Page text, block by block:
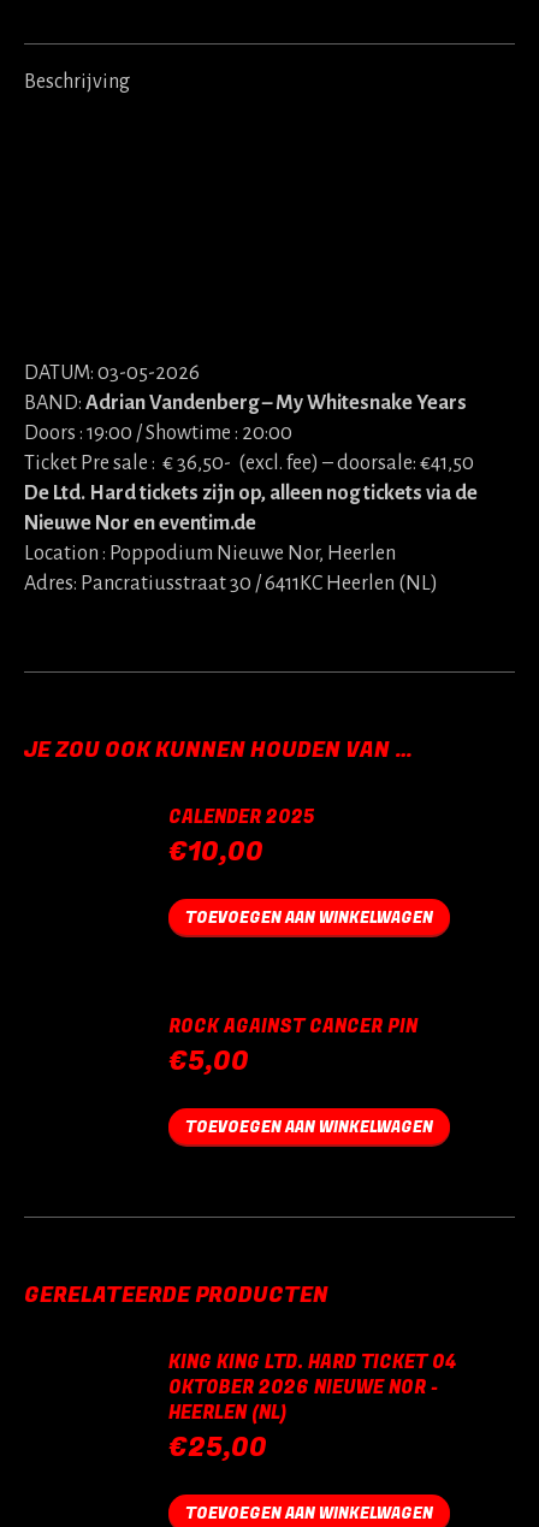
2026
aantal
Beschrijving
DATUM: 03-05-2026
BAND: Adrian Vandenberg – My Whitesnake Years
Doors : 19:00 / Showtime : 20:00
Ticket Pre sale : € 36,50- (excl. fee) – doorsale: €41,50
De Ltd. Hard tickets zijn op, alleen nog tickets via de
Nieuwe Nor en eventim.de
Location : Poppodium Nieuwe Nor, Heerlen
Adres: Pancratiusstraat 30 / 6411KC Heerlen (NL)
JE ZOU OOK KUNNEN HOUDEN VAN …
CALENDER 2025
€10,00
TOEVOEGEN AAN WINKELWAGEN
ROCK AGAINST CANCER PIN
€5,00
TOEVOEGEN AAN WINKELWAGEN
GERELATEERDE PRODUCTEN
KING KING LTD. HARD TICKET 04
OKTOBER 2026 NIEUWE NOR -
HEERLEN (NL)
€25,00
TOEVOEGEN AAN WINKELWAGEN